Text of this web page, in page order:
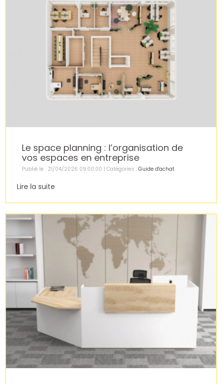
Le space planning : l’organisation de
vos espaces en entreprise
Publié le : 21/04/2026 09:00:00 | Catégories : Guide d'achat
Lire la suite